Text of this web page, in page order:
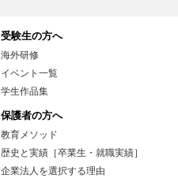
受験生の方へ
海外研修
イベント一覧
学生作品集
保護者の方へ
教育メソッド
歴史と実績［卒業生・就職実績］
企業法人を選択する理由